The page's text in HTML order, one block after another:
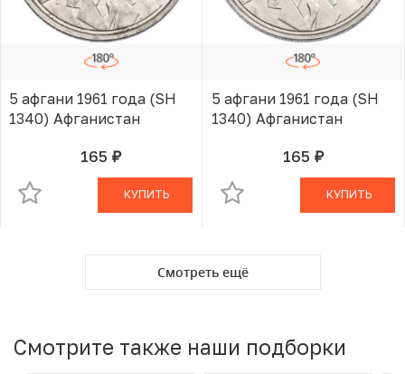
5 афгани 1961 года (SH
1340) Афганистан
165 руб.В КОРЗИНЕ
КУПИТЬ
5 афгани 1961 года (SH
1340) Афганистан
165 руб.В КОРЗИНЕ
КУПИТЬ
Смотреть ещё
Смотрите также наши подборки